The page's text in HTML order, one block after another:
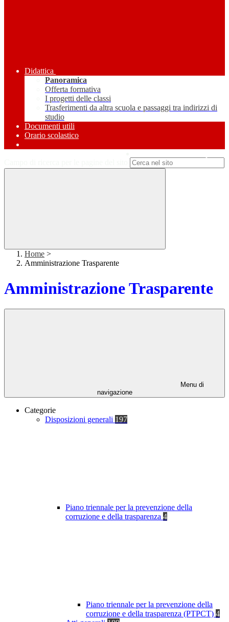
Didattica
Panoramica
Offerta formativa
I progetti delle classi
Trasferimenti da altra scuola e passaggi tra indirizzi di
studio
Documenti utili
Orario scolastico
Home >
Amministrazione Trasparente
Amministrazione Trasparente
Menu di
navigazione
Categorie
Disposizioni generali 197
Piano triennale per la prevenzione della
corruzione e della trasparenza 4
Piano triennale per la prevenzione della
corruzione e della trasparenza (PTPCT) 4